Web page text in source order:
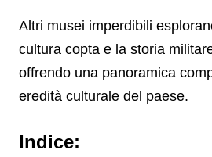
Altri musei imperdibili
cultura copta e la storia
offrendo una panoramica
eredità culturale del paese.
Indice: